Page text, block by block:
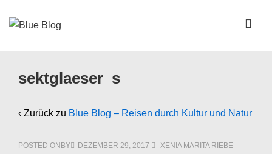
Zum
Navigation
sektglaeser_s
‹ Zurück zu Blue Blog – Reisen durch Kultur und Natur
POSTED ONBY DEZEMBER 29, 2017
XENIA MARITA RIEBE